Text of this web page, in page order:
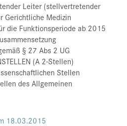
Leiter (stellvertretender
Medizin
die Funktionsperiode ab 2015
§ 27 Abs 2 UG
(A 2-Stellen)
Stellen
des Allgemeinen
18.03.2015